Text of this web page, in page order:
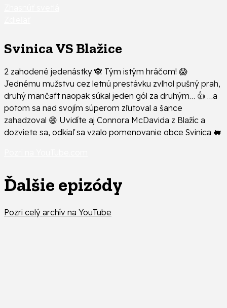
Svinica VS Blažice
2 zahodené jedenástky 🙈 Tým istým hráčom! 😱
Jednému mužstvu cez letnú prestávku zvlhol pušný prah,
druhý mančaft naopak súkal jeden gól za druhým… 👍 …a
potom sa nad svojím súperom zľutoval a šance
zahadzoval 😄 Uvidíte aj Connora McDavida z Blažíc a
dozviete sa, odkiaľ sa vzalo pomenovanie obce Svinica 🐖
Ďalšie epizódy
Pozri celý archív na YouTube